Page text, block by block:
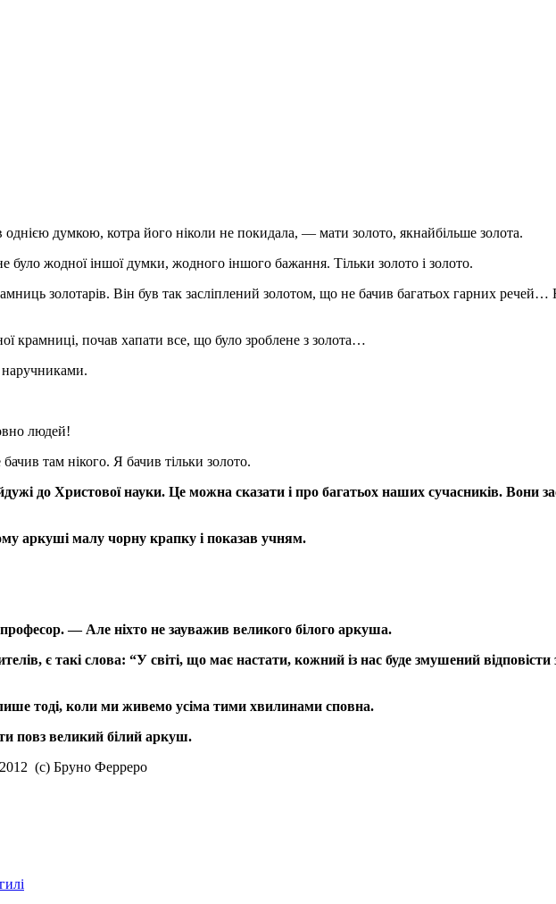
думкою, котра його ніколи не покидала, — мати золото, якнайбільше золота.
було жодної іншої думки, жодного іншого бажання. Тільки золото і золото.
золотарів. Він був так засліплений золотом, що не бачив багатьох гарних речей…
крамниці, почав хапати все, що було зроблене з золота…
наручниками.
людей!
там нікого. Я бачив тільки золото.
до Христової науки. Це можна сказати і про багатьох наших сучасників. Вони
аркуші малу чорну крапку і показав учням.
— Але ніхто не зауважив великого білого аркуша.
є такі слова: “У світі, що має настати, кожний із нас буде змушений відповісти
тоді, коли ми живемо усіма тими хвилинами сповна.
повз великий білий аркуш.
2012 (с) Бруно Ферреро